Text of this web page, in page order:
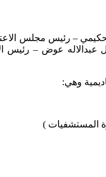
– رئيس مجلس
الاستاذ الدكتور/ جلال
وهي:
المستشفيات )